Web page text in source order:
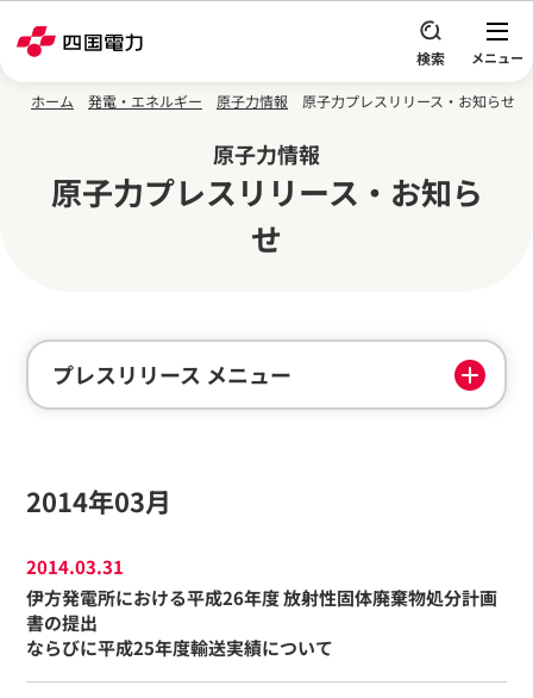
ホーム 発電・エネルギー 原子力情報 原子力プレスリリース・お知らせ
原子力情報
原子力プレスリリース・お知ら
せ
プレスリリース メニュー
2014年03月
2014.03.31
伊方発電所における平成26年度 放射性固体廃棄物処分計画
書の提出
ならびに平成25年度輸送実績について